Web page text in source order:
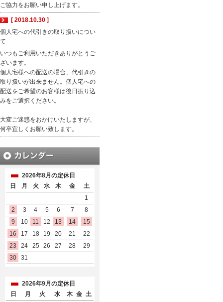
ご協力をお願い申し上げます。
[ 2018.10.30 ]
個人宅への代引きの取り扱いについ
て
いつもご利用いただきありがとうご
ざいます。
個人宅様への配送の場合、代引きの
取り扱いが出来ません。個人宅への
配送をご希望のお客様は後日振り込
みをご選択ください。
大変ご迷惑をおかけいたしますが、
何卒宜しくお願い致します。
2026年8月の定休日
日
月 火 水 木 金
土
1
2
3 4 5 6 7
8
9
10 11 12 13 14
15
16
17 18 19 20 21
22
23
24 25 26 27 28
29
30
31
2026年9月の定休日
日
月 火 水 木 金 土